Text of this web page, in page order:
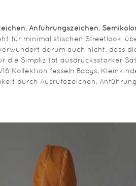
Anführungszeichen.
für minimalistischen Streetlook,
darum auch nicht, dass
die Simplizität ausdrucksstarker
Kollektion fesseln Babys,
durch Ausrufezeichen,